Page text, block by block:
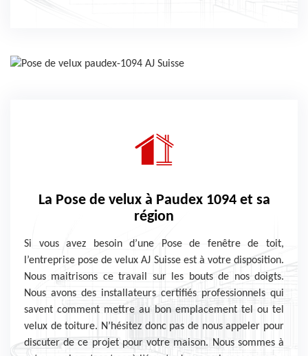
La Pose de velux à Paudex 1094 et sa
région
Si vous avez besoin d’une Pose de fenêtre de toit,
l’entreprise pose de velux AJ Suisse est à votre disposition.
Nous maitrisons ce travail sur les bouts de nos doigts.
Nous avons des installateurs certifiés professionnels qui
savent comment mettre au bon emplacement tel ou tel
velux de toiture. N’hésitez donc pas de nous appeler pour
discuter de ce projet pour votre maison. Nous sommes à